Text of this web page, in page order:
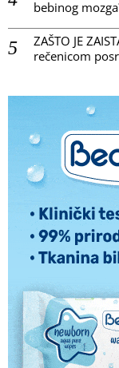
bebinog
ZAŠTO JE
rečenicom